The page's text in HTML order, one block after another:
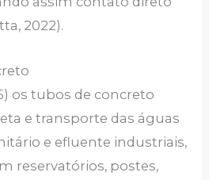
2022).
os tubos de concreto
e transporte das águas
e efluente industriais,
reservatórios, postes,